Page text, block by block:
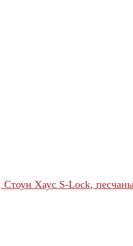
Хаус S-Lock,